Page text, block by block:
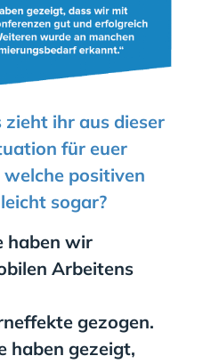
ihr aus dieser
für euer
positiven
sogar?
haben wir
Arbeitens
gezogen.
haben gezeigt,